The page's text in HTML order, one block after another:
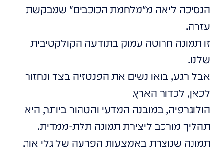
הנסיכה ליאה מ"מלחמת הכוכבים" שמבקשת
עזרה.
זו תמונה חרוטה עמוק בתודעה הקולקטיבית
שלנו.
אבל רגע, בואו נשים את הפנטזיה בצד ונחזור
לכאן, לכדור הארץ.
הולוגרפיה, במובנה המדעי והטהור ביותר, היא
תהליך מורכב ליצירת תמונה תלת-ממדית.
תמונה שנוצרת באמצעות הפרעה של גלי אור.